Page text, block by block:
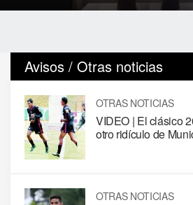
Avisos / Otras noticias
OTRAS NOTICIAS
VIDEO | El clásico
otro ridículo de
OTRAS NOTICIAS